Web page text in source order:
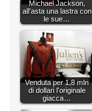
Michael Jackson,
all'asta una lastra con
le sue…
Venduta per 1,8 mln
di dollari l'originale
giacca…